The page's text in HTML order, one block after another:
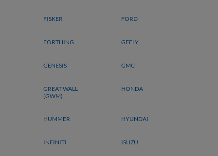
FISKER FORD
FORTHING GEELY
GENESIS GMC
GREAT WALL
(GWM)
HONDA
HUMMER HYUNDAI
INFINITI ISUZU